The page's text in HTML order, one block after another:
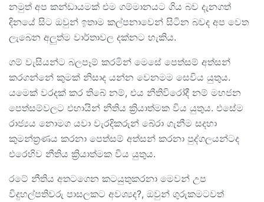
නමුත් අප කන්ඩායමක් එම ගම්මානයට ගිය බව දැනගත්
දිනයේ සිට ඔවුන් ඉතාම කල්පනාවෙන් සිටින බවද අප වෙත
ලැබෙන අලුත්ම වාර්තාවල දක්නට හැකිය.
ගම් වැසියන්ට බලපෑම් කරමින් මෙසේ පෙත්සම් අත්සන්
කරගන්නේ කුමක් නිසාද යන්න වෙනමම සෙවිය යුතුය.
යමෙක් වරදක් කර තිබේ නම්, එය නීතිවිරෝදී නම් මහජන
පෙත්සම්වලට එහායින් නීතිය ක්‍රියාත්මක විය යුතුය. එසේම
රාජ්‍යය නොමග යවා වැරදිකරුන් බේරා ගැනීම සදහා
කුමන්ත්‍රණය කරනා පෙත්සම් අත්සන් කරනා පුද්ගලයන්ටද
එරෙහිව නීතිය ක්‍රියාත්මක විය යුතුය.
රටේ නීතිය අතටගෙන කටයුතුකරනා මෙවන් උප
විදුහල්පතිවරු පාසලකට අවශ්‍යද?, ඔවුන් ගුරුකමටවත්